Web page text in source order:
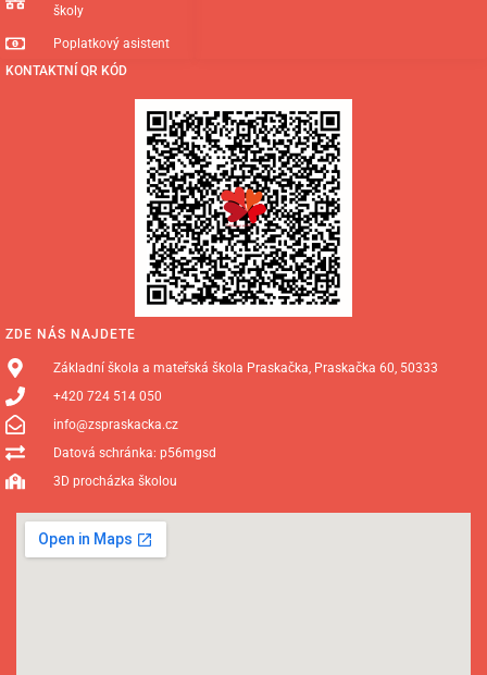
ZDE NÁS NAJDETE
Základní škola a mateřská škola Praskačka, Praskačka 60, 50333
+420 724 514 050
info@zspraskacka.cz
Datová schránka: p56mgsd
3D procházka školou
KONTAKTNÍ QR KÓD
školy
Poplatkový asistent